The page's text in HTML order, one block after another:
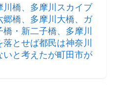
橋、多摩川スカイブ
郷橋、多摩川大橋、ガ
・新二子橋、多摩川
とせば都民は神奈川
と考えたが町田市が